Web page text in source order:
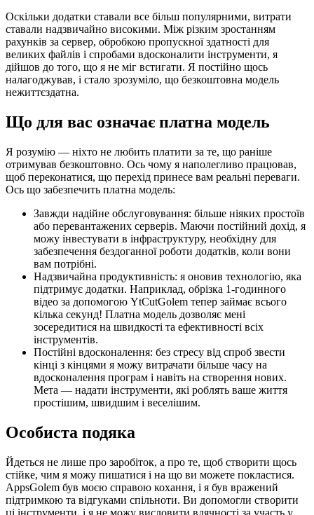
Оскільки додатки ставали все більш популярними, витрати
ставали надзвичайно високими. Між різким зростанням
рахунків за сервер, обробкою пропускної здатності для
великих файлів і спробами вдосконалити інструменти, я
дійшов до того, що я не міг встигати. Я постійно щось
налагоджував, і стало зрозуміло, що безкоштовна модель
нежиттєздатна.
Що для вас означає платна модель
Я розумію — ніхто не любить платити за те, що раніше
отримував безкоштовно. Ось чому я наполегливо працював,
щоб переконатися, що перехід принесе вам реальні переваги.
Ось що забезпечить платна модель:
Завжди надійне обслуговування: більше ніяких простоїв
або перевантажених серверів. Маючи постійний дохід, я
можу інвестувати в інфраструктуру, необхідну для
забезпечення бездоганної роботи додатків, коли вони
вам потрібні.
Надзвичайна продуктивність: я оновив технологію, яка
підтримує додатки. Наприклад, обрізка 1-годинного
відео за допомогою YtCutGolem тепер займає всього
кілька секунд! Платна модель дозволяє мені
зосередитися на швидкості та ефективності всіх
інструментів.
Постійні вдосконалення: без стресу від спроб звести
кінці з кінцями я можу витрачати більше часу на
вдосконалення програм і навіть на створення нових.
Мета — надати інструменти, які роблять ваше життя
простішим, швидшим і веселішим.
Особиста подяка
Йдеться не лише про заробіток, а про те, щоб створити щось
стійке, чим я можу пишатися і на що ви можете покластися.
AppsGolem був моєю справою кохання, і я був вражений
підтримкою та відгуками спільноти. Ви допомогли створити
ці інструменти, і я не можу висловити вдячності за участь у